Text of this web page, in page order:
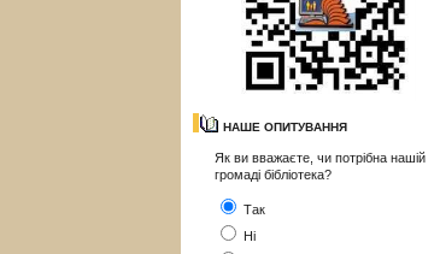
НАШЕ ОПИТУВАННЯ
Як ви вважаєте, чи потрібна нашій
громаді бібліотека?
Так
Ні